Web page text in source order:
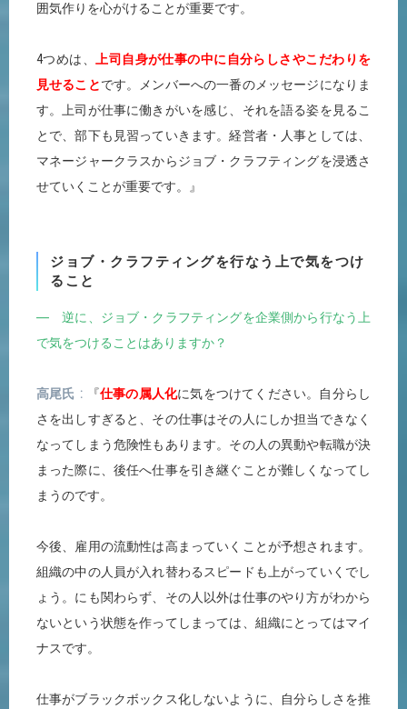
囲気作りを心がけることが重要です。
4つめは、上司自身が仕事の中に自分らしさやこだわりを
見せることです。メンバーへの一番のメッセージになりま
す。上司が仕事に働きがいを感じ、それを語る姿を見るこ
とで、部下も見習っていきます。経営者・人事としては、
マネージャークラスからジョブ・クラフティングを浸透さ
せていくことが重要です。』
ジョブ・クラフティングを行なう上で気をつけ
ること
― 逆に、ジョブ・クラフティングを企業側から行なう上
で気をつけることはありますか？
高尾氏 『仕事の属人化に気をつけてください。自分らし
さを出しすぎると、その仕事はその人にしか担当できなく
なってしまう危険性もあります。その人の異動や転職が決
まった際に、後任へ仕事を引き継ぐことが難しくなってし
まうのです。
今後、雇用の流動性は高まっていくことが予想されます。
組織の中の人員が入れ替わるスピードも上がっていくでし
ょう。にも関わらず、その人以外は仕事のやり方がわから
ないという状態を作ってしまっては、組織にとってはマイ
ナスです。
仕事がブラックボックス化しないように、自分らしさを推